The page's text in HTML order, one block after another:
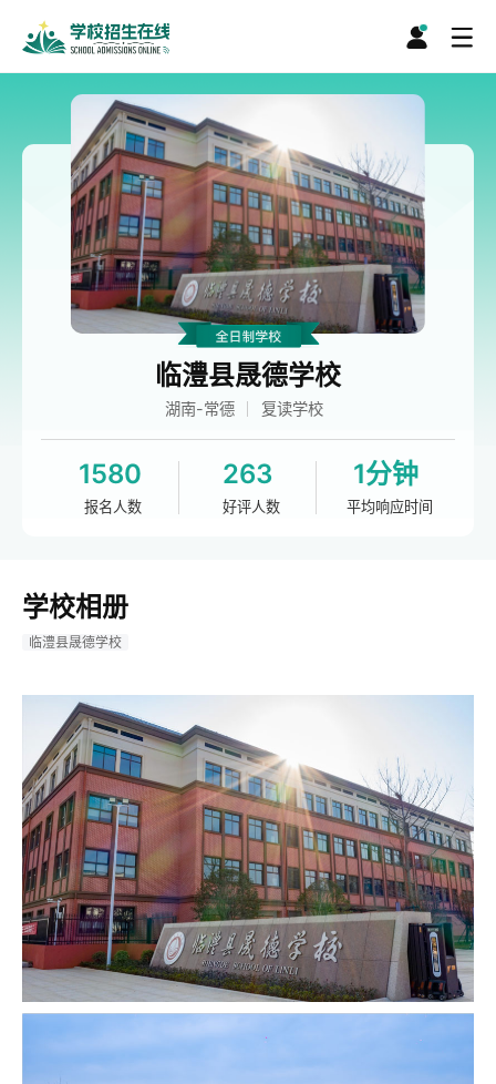
临澧县晟德学校
湖南-常德 复读学校
1580
报名人数
263
好评人数
1分钟
平均响应时间
学校相册
临澧县晟德学校